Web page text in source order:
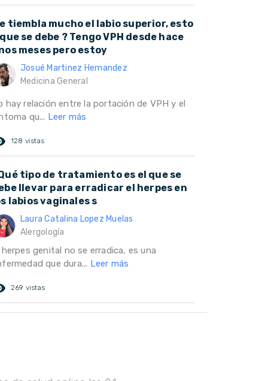
tiembla mucho el labio superior, esto
se debe ? Tengo VPH desde hace
meses pero estoy
Josué Martinez Hernandez
Medicina General
hay relación entre la portación de VPH y el
qu... Leer más
128 vistas
tipo de tratamiento es el que se
llevar para erradicar el herpes en
labios vaginales s
Laura Catalina Lopez Muelas
Alergología
herpes genital no se erradica, es una
que dura... Leer más
269 vistas